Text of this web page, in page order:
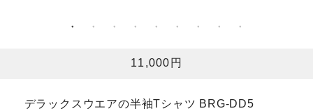
11,000円
デラックスウエアの半袖Tシャツ BRG-DD5